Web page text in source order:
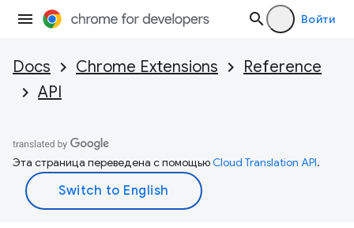
Войти
Docs Chrome Extensions
Reference
API
Эта страница переведена с помощьюCloud Translation API.